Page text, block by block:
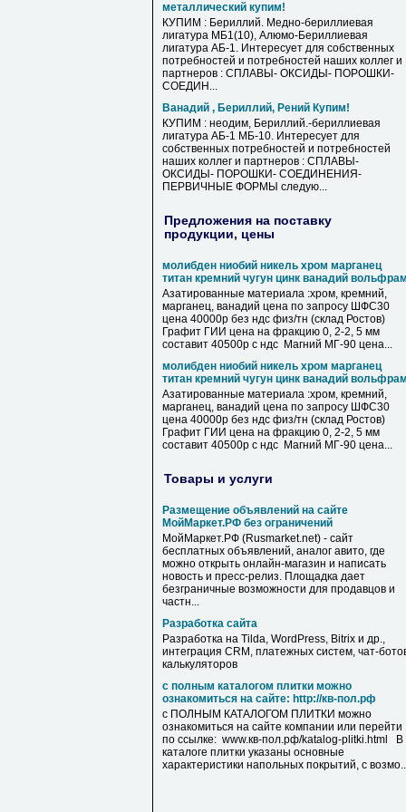
металлический купим!
КУПИМ : Бериллий. Медно-бериллиевая
лигатура МБ1(10), Алюмо-Бериллиевая
лигатура АБ-1. Интересует для собственных
потребностей и потребностей наших коллег и
партнеров : СПЛАВЫ- ОКСИДЫ- ПОРОШКИ-
СОЕДИН...
Ванадий , Бериллий, Рений Купим!
КУПИМ : неодим, Бериллий.-бериллиевая
лигатура АБ-1 МБ-10. Интересует для
собственных потребностей и потребностей
наших коллег и партнеров : СПЛАВЫ-
ОКСИДЫ- ПОРОШКИ- СОЕДИНЕНИЯ-
ПЕРВИЧНЫЕ ФОРМЫ следую...
Предложения на поставку
продукции, цены
молибден ниобий никель хром марганец
титан кремний чугун цинк ванадий
Азатированные материала :хром, кремний,
марганец, ванадий цена по запросу ШФС30
цена 40000р без ндс физ/тн (склад Ростов)
Графит ГИИ цена на фракцию 0, 2-2, 5 мм
составит 40500р с ндс Магний МГ-90 цена...
молибден ниобий никель хром марганец
титан кремний чугун цинк ванадий
Азатированные материала :хром, кремний,
марганец, ванадий цена по запросу ШФС30
цена 40000р без ндс физ/тн (склад Ростов)
Графит ГИИ цена на фракцию 0, 2-2, 5 мм
составит 40500р с ндс Магний МГ-90 цена...
Товары и услуги
Размещение объявлений на сайте
МойМаркет.РФ без ограничений
МойМаркет.РФ (Rusmarket.net) - сайт
бесплатных объявлений, аналог авито, где
можно открыть онлайн-магазин и написать
новость и пресс-релиз. Площадка дает
безграничные возможности для продавцов и
частн...
Разработка сайта
Разработка на Tilda, WordPress, Bitrix и др.,
интеграция CRM, платежных систем, чат-
калькуляторов
с полным каталогом плитки можно
ознакомиться на сайте: http://кв-пол.рф
с ПОЛНЫМ КАТАЛОГОМ ПЛИТКИ можно
ознакомиться на сайте компании или перейти
по ссылке: www.кв-пол.рф/katalog-plitki.html В
каталоге плитки указаны основные
характеристики напольных покрытий, с